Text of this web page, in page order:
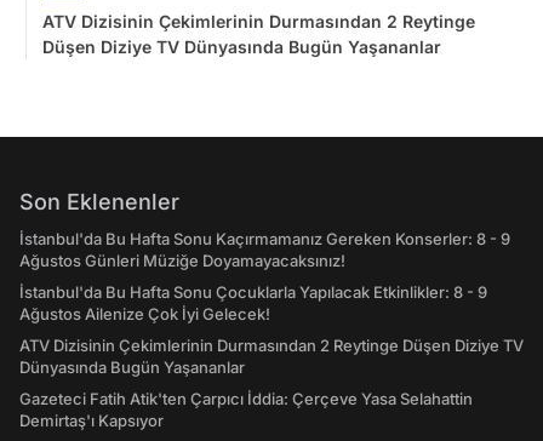
ATV Dizisinin Çekimlerinin Durmasından 2 Reytinge
Düşen Diziye TV Dünyasında Bugün Yaşananlar
Son Eklenenler
İstanbul'da Bu Hafta Sonu Kaçırmamanız Gereken Konserler: 8 - 9
Ağustos Günleri Müziğe Doyamayacaksınız!
İstanbul'da Bu Hafta Sonu Çocuklarla Yapılacak Etkinlikler: 8 - 9
Ağustos Ailenize Çok İyi Gelecek!
ATV Dizisinin Çekimlerinin Durmasından 2 Reytinge Düşen Diziye TV
Dünyasında Bugün Yaşananlar
Gazeteci Fatih Atik'ten Çarpıcı İddia: Çerçeve Yasa Selahattin
Demirtaş'ı Kapsıyor